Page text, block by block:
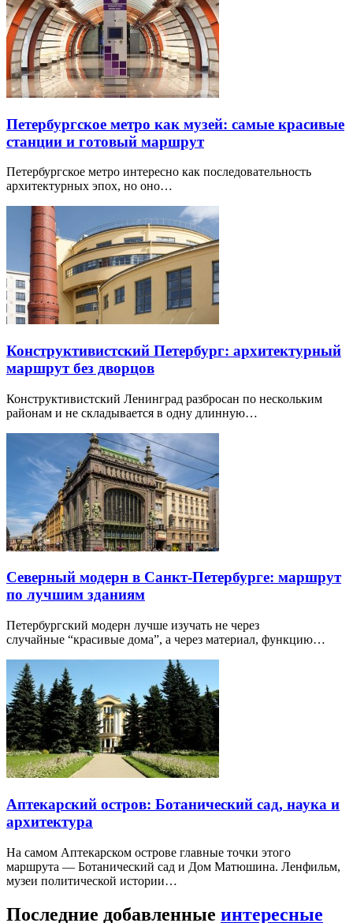
Петербургское метро как музей: самые красивые
станции и готовый маршрут
Петербургское метро интересно как последовательность
архитектурных эпох, но оно…
Конструктивистский Петербург: архитектурный
маршрут без дворцов
Конструктивистский Ленинград разбросан по нескольким
районам и не складывается в одну длинную…
Северный модерн в Санкт-Петербурге: маршрут
по лучшим зданиям
Петербургский модерн лучше изучать не через
случайные “красивые дома”, а через материал, функцию…
Аптекарский остров: Ботанический сад, наука и
архитектура
На самом Аптекарском острове главные точки этого
маршрута — Ботанический сад и Дом Матюшина. Ленфильм,
музеи политической истории…
Последние добавленные интересные